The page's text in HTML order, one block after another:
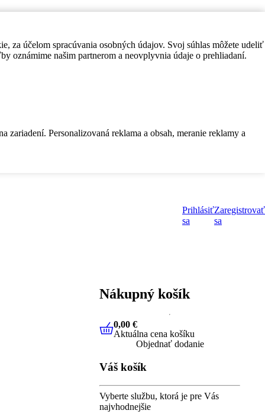
za účelom spracúvania osobných údajov. Svoj súhlas môžete udeliť
oznámime našim partnerom a neovplyvnia údaje o prehliadaní.
Personalizovaná reklama a obsah, meranie reklamy a
Prihlásiť
sa
Zaregistrovať
sa
Nákupný košík
0,00 €Aktuálna cena košíku
0,00 €
Aktuálna cena košíku
Objednať dodanie
Váš košík
Vyberte službu, ktorá je pre Vás
najvhodnejšie